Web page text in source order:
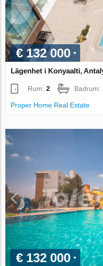
€ 132 000
Lägenhet i Konyaalti,
Rum:2 Badrum:
Proper Home Real Estate
€ 132 000